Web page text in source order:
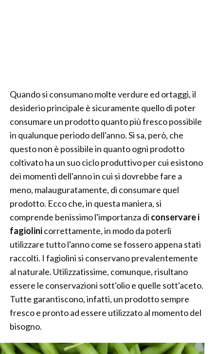
Quando si consumano molte verdure ed ortaggi, il
desiderio principale è sicuramente quello di poter
consumare un prodotto quanto più fresco possibile
in qualunque periodo dell'anno. Si sa, però, che
questo non è possibile in quanto ogni prodotto
coltivato ha un suo ciclo produttivo per cui esistono
dei momenti dell'anno in cui si dovrebbe fare a
meno, malauguratamente, di consumare quel
prodotto. Ecco che, in questa maniera, si
comprende benissimo l'importanza di conservare i
fagiolinicorrettamente, in modo da poterli
utilizzare tutto l'anno come se fossero appena stati
raccolti. I fagiolini si conservano prevalentemente
al naturale. Utilizzatissime, comunque, risultano
essere le conservazioni sott'olio e quelle sott'aceto.
Tutte garantiscono, infatti, un prodotto sempre
fresco e pronto ad essere utilizzato al momento del
bisogno.